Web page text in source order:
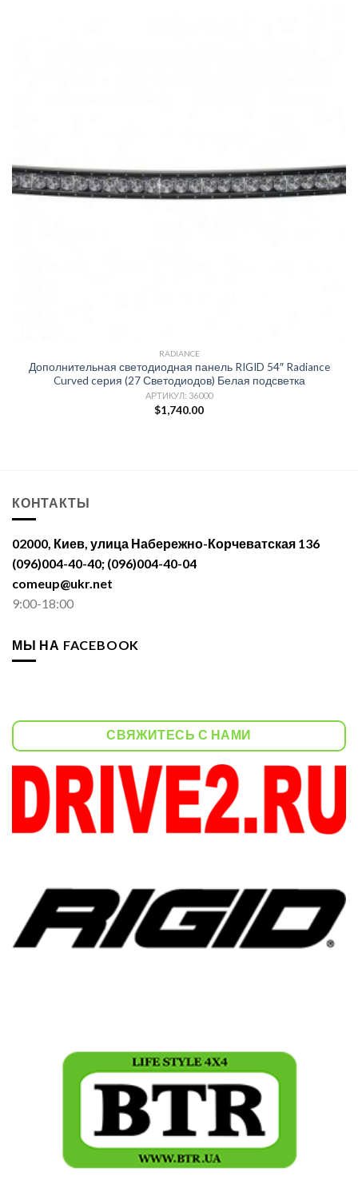
RADIANCE
Дополнительная светодиодная панель RIGID 54″ Radiance
Curved cерия (27 Светодиодов) Белая подсветка
АРТИКУЛ: 36000
$1,740.00
КОНТАКТЫ
02000, Киев, улица Набережно-Корчеватская 136
(096)004-40-40; (096)004-40-04
comeup@ukr.net
9:00-18:00
МЫ НА FACEBOOK
СВЯЖИТЕСЬ С НАМИ